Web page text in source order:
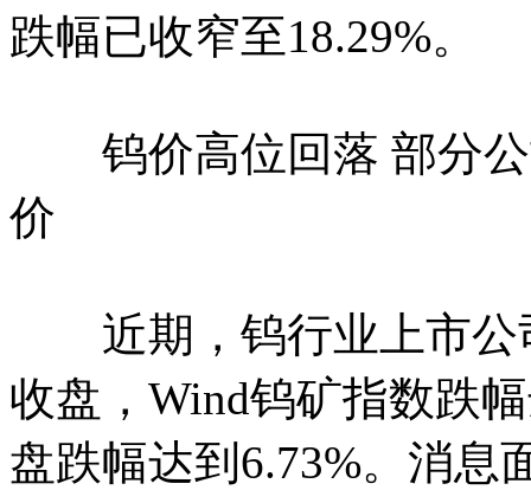
跌幅已收窄至18.29%。
钨价高位回落 部分公
价
近期，钨行业上市公
收盘，Wind钨矿指数跌
盘跌幅达到6.73%。消息